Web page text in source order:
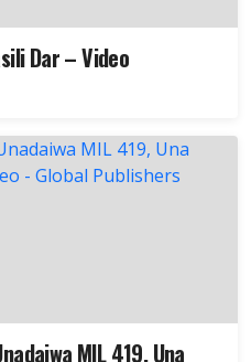
Dar – Video
MIL 419, Una